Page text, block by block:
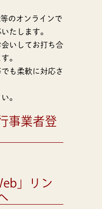
のオンラインで
たします。
いしてお打ち合
。
も柔軟に対応さ
。
事業者登
」リン